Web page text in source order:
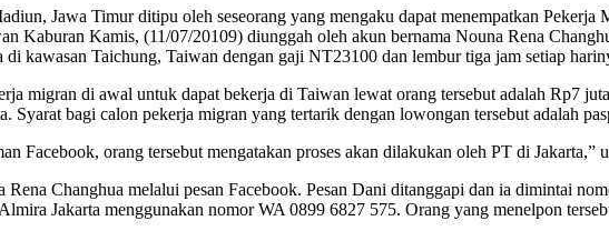
Jawa Timur ditipu oleh seseorang yang mengaku dapat menempatkan
Kaburan Kamis, (11/07/20109) diunggah oleh akun bernama Nouna Rena
kawasan Taichung, Taiwan dengan gaji NT23100 dan lembur tiga jam setiap
migran di awal untuk dapat bekerja di Taiwan lewat orang tersebut adalah Rp7
Syarat bagi calon pekerja migran yang tertarik dengan lowongan tersebut adalah
Facebook, orang tersebut mengatakan proses akan dilakukan oleh PT di
Changhua melalui pesan Facebook. Pesan Dani ditanggapi dan ia dimintai
Jakarta menggunakan nomor WA 0899 6827 575. Orang yang menelpon